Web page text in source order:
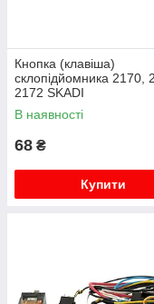
Кнопка (клавіша)
склопідйомника 2170,
2172 SKADI
В наявності
68 ₴
Купити